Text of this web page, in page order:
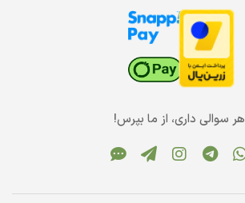
هر سوالی داری، از ما بپرس!